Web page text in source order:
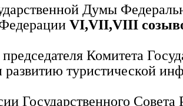
Думы
VI,VII,VIII
председателя Комитета
развитию туристической
Государственного